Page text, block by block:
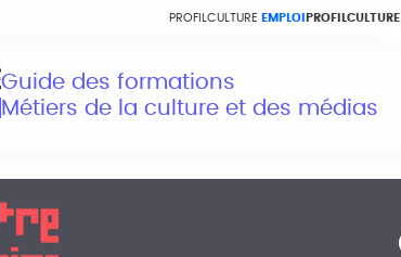
PROFILCULTURE EMPLOI PROFILCULTURE
Guide des formations
Métiers de la culture et des médias